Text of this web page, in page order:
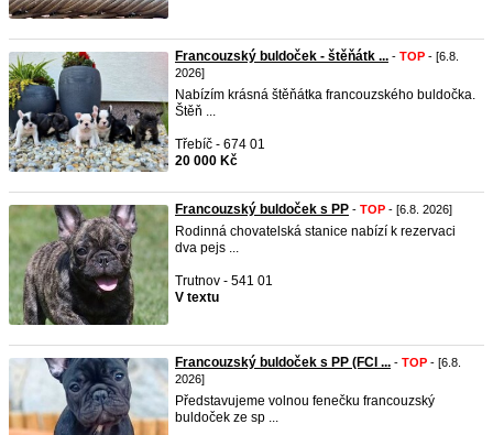
Francouzský buldoček - štěňátk ... - TOP - [6.8.
2026]
Nabízím krásná štěňátka francouzského buldočka.
Štěň ...
Třebíč - 674 01
20 000 Kč
Francouzský buldoček s PP - TOP - [6.8. 2026]
Rodinná chovatelská stanice nabízí k rezervaci
dva pejs ...
Trutnov - 541 01
V textu
Francouzský buldoček s PP (FCI ... - TOP - [6.8.
2026]
Představujeme volnou fenečku francouzský
buldoček ze sp ...